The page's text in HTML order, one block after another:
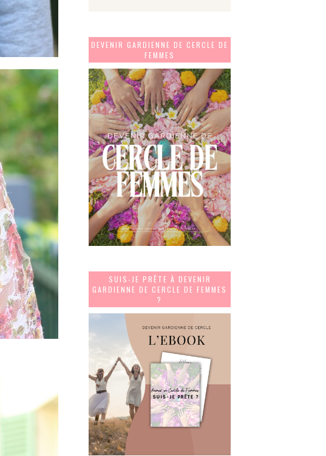
DEVENIR GARDIENNE DE CERCLE DE
FEMMES
SUIS-JE PRÊTE À DEVENIR
GARDIENNE DE CERCLE DE FEMMES
?